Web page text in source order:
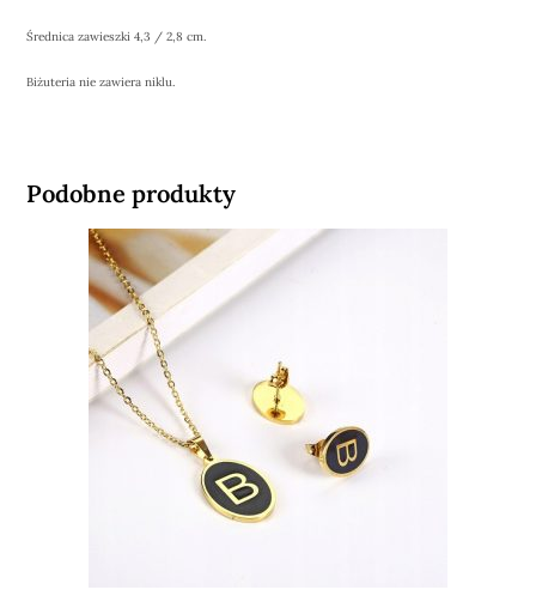
Średnica zawieszki 4,3 / 2,8 cm.
Biżuteria nie zawiera niklu.
Podobne produkty